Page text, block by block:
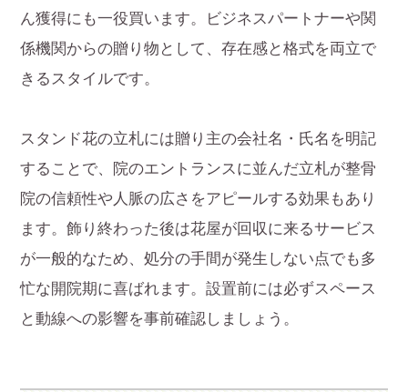
ん獲得にも一役買います。ビジネスパートナーや関
係機関からの贈り物として、存在感と格式を両立で
きるスタイルです。
スタンド花の立札には贈り主の会社名・氏名を明記
することで、院のエントランスに並んだ立札が整骨
院の信頼性や人脈の広さをアピールする効果もあり
ます。飾り終わった後は花屋が回収に来るサービス
が一般的なため、処分の手間が発生しない点でも多
忙な開院期に喜ばれます。設置前には必ずスペース
と動線への影響を事前確認しましょう。